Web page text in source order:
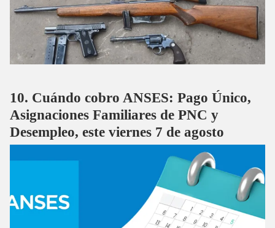
Cuándo cobro ANSES: Pago Único,
Asignaciones Familiares de PNC y
Desempleo, este viernes 7 de agosto